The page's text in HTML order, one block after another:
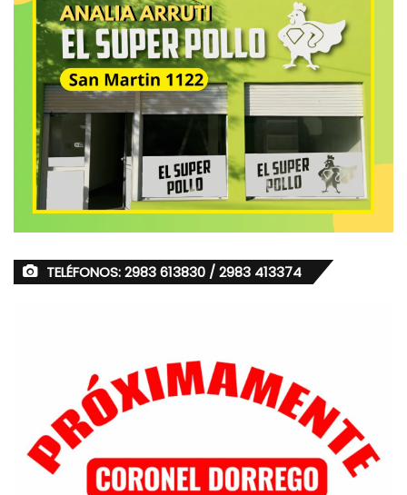
TELÉFONOS: 2983 613830 / 2983 413374